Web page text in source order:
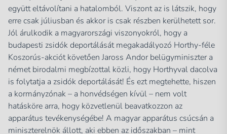
együtt eltávolítani a hatalomból. Viszont az is látszik, hogy
erre csak júliusban és akkor is csak részben kerülhetett sor.
Jól árulkodik a magyarországi viszonyokról, hogy a
budapesti zsidók deportálását megakadályozó Horthy-féle
Koszorús-akciót követően Jaross Andor belügyminiszter a
német birodalmi megbízottal közli, hogy Horthyval dacolva
is folytatja a zsidók deportálását! És ezt megtehette, hiszen
a kormányzónak – a honvédségen kívül – nem volt
hatásköre arra, hogy közvetlenül beavatkozzon az
apparátus tevékenységébe! A magyar apparátus csúcsán a
miniszterelnök állott, aki ebben az időszakban – mint